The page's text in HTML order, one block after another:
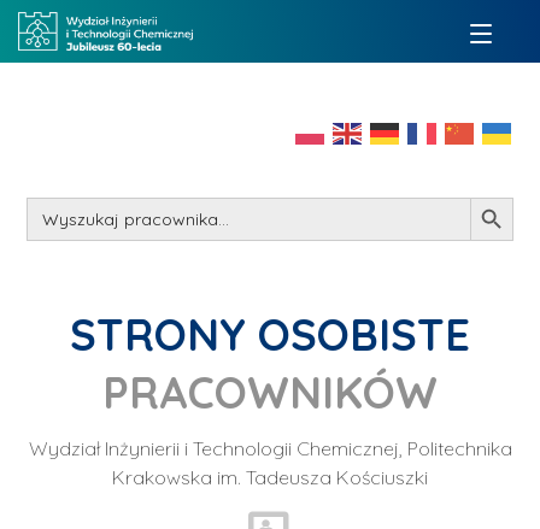
Search
for:
Search Button
STRONY OSOBISTE
PRACOWNIKÓW
Wydział Inżynierii i Technologii Chemicznej, Politechnika
Krakowska im. Tadeusza Kościuszki